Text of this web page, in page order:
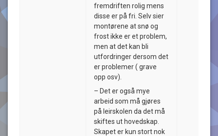
fremdriften rolig mens
disse er på fri. Selv sier
montørene at snø og
frost ikke er et problem,
men at det kan bli
utfordringer dersom det
er problemer ( grave
opp osv).
– Det er også mye
arbeid som må gjøres
på leirskolen da det må
skiftes ut hovedskap.
Skapet er kun stort nok